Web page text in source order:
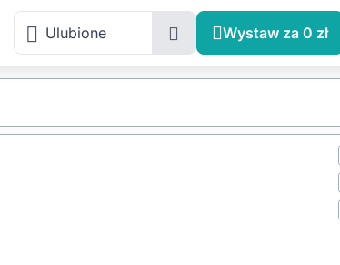
Ulubione Wystaw za 0 zł